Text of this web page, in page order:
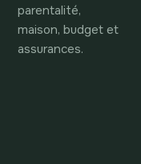
parentalité,
maison, budget et
assurances.